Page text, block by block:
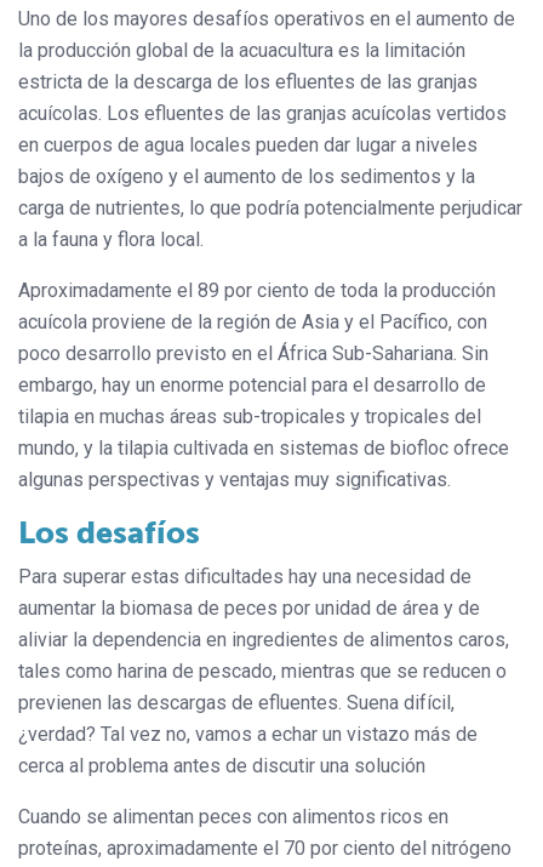
Uno de los mayores desafíos operativos en el aumento de
la producción global de la acuacultura es la limitación
estricta de la descarga de los efluentes de las granjas
acuícolas. Los efluentes de las granjas acuícolas vertidos
en cuerpos de agua locales pueden dar lugar a niveles
bajos de oxígeno y el aumento de los sedimentos y la
carga de nutrientes, lo que podría potencialmente perjudicar
a la fauna y flora local.
Aproximadamente el 89 por ciento de toda la producción
acuícola proviene de la región de Asia y el Pacífico, con
poco desarrollo previsto en el África Sub-Sahariana. Sin
embargo, hay un enorme potencial para el desarrollo de
tilapia en muchas áreas sub-tropicales y tropicales del
mundo, y la tilapia cultivada en sistemas de biofloc ofrece
algunas perspectivas y ventajas muy significativas.
Los desafíos
Para superar estas dificultades hay una necesidad de
aumentar la biomasa de peces por unidad de área y de
aliviar la dependencia en ingredientes de alimentos caros,
tales como harina de pescado, mientras que se reducen o
previenen las descargas de efluentes. Suena difícil,
¿verdad? Tal vez no, vamos a echar un vistazo más de
cerca al problema antes de discutir una solución
Cuando se alimentan peces con alimentos ricos en
proteínas, aproximadamente el 70 por ciento del nitrógeno